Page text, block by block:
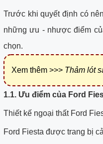
Trước khi quyết định có
những ưu - nhược điểm
chọn.
Xem thêm >>> Thảm lót
1.1. Ưu điểm của Ford
Thiết kế ngoại thất Ford
Ford Fiesta được trang bị